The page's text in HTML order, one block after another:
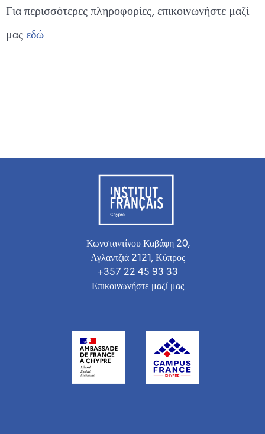
Για περισσότερες πληροφορίες, επικοινωνήστε μαζί
μαςεδώ
Κωνσταντίνου Καβάφη 20,
Αγλαντζιά 2121, Κύπρος
+357 22 45 93 33
Επικοινωνήστε μαζί μας